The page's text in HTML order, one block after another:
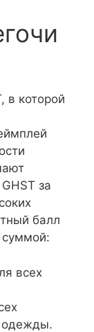
в которой
за
балл
суммой:
всех
одежды.